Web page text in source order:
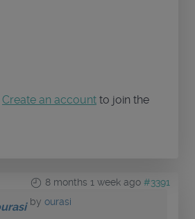
Create an account to join the
8 months 1 week ago #3391
by ourasi